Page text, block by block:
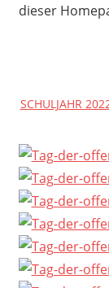
dieser
SCHULJAHR